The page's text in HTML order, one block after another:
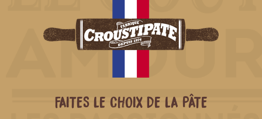
FAITES LE CHOIX DE LA PÂTE